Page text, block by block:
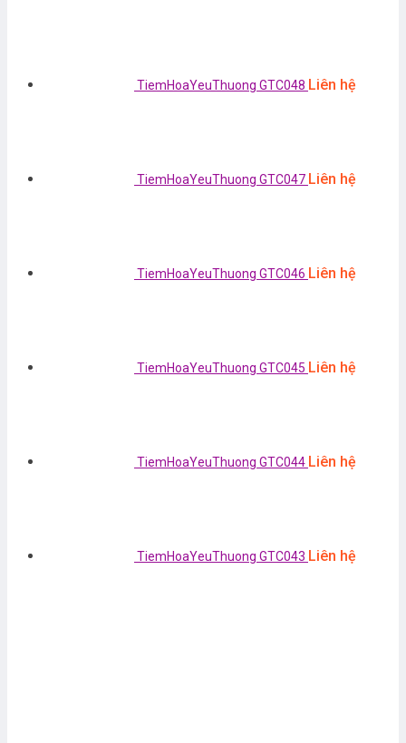
TiemHoaYeuThuong GTC048 Liên hệ
TiemHoaYeuThuong GTC047 Liên hệ
TiemHoaYeuThuong GTC046 Liên hệ
TiemHoaYeuThuong GTC045 Liên hệ
TiemHoaYeuThuong GTC044 Liên hệ
TiemHoaYeuThuong GTC043 Liên hệ